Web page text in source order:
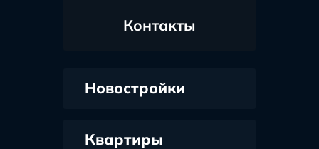
Контакты
Новостройки
Квартиры